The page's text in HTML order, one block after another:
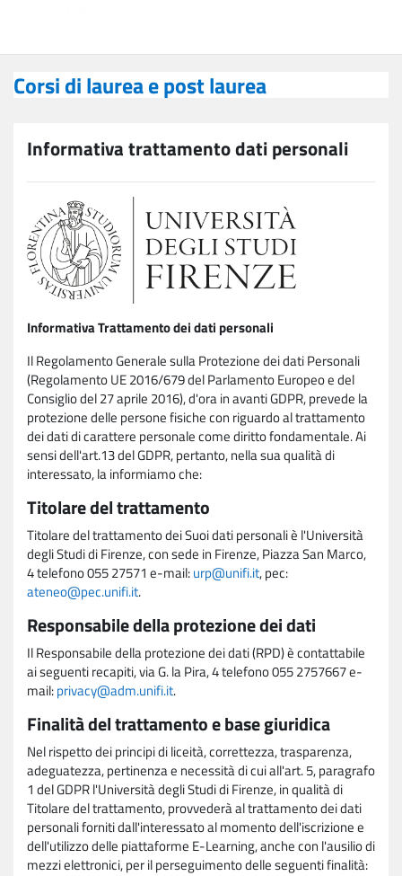
Corsi di laurea e post laurea
Informativa trattamento dati personali
Informativa Trattamento dei dati personali
Il Regolamento Generale sulla Protezione dei dati Personali
(Regolamento UE 2016/679 del Parlamento Europeo e del
Consiglio del 27 aprile 2016), d'ora in avanti GDPR, prevede la
protezione delle persone fisiche con riguardo al trattamento
dei dati di carattere personale come diritto fondamentale. Ai
sensi dell'art.13 del GDPR, pertanto, nella sua qualità di
interessato, la informiamo che:
Titolare del trattamento
Titolare del trattamento dei Suoi dati personali è l'Università
degli Studi di Firenze, con sede in Firenze, Piazza San Marco,
4 telefono 055 27571 e-mail:urp@unifi.it, pec:
ateneo@pec.unifi.it.
Responsabile della protezione dei dati
Il Responsabile della protezione dei dati (RPD) è contattabile
ai seguenti recapiti, via G. la Pira, 4 telefono 055 2757667 e-
mail:privacy@adm.unifi.it.
Finalità del trattamento e base giuridica
Nel rispetto dei principi di liceità, correttezza, trasparenza,
adeguatezza, pertinenza e necessità di cui all'art. 5, paragrafo
1 del GDPR l'Università degli Studi di Firenze, in qualità di
Titolare del trattamento, provvederà al trattamento dei dati
personali forniti dall'interessato al momento dell'iscrizione e
dell'utilizzo delle piattaforme E-Learning, anche con l'ausilio di
mezzi elettronici, per il perseguimento delle seguenti finalità: